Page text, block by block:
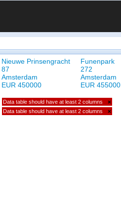
Nieuwe Prinsengracht
87
Amsterdam
EUR 450000
Funenpark
272
Amsterdam
EUR 455000
Data table should have at least 2 columns ×
Data table should have at least 2 columns ×